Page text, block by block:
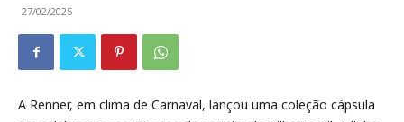
27/02/2025
A Renner, em clima de Carnaval, lançou uma coleção cápsula